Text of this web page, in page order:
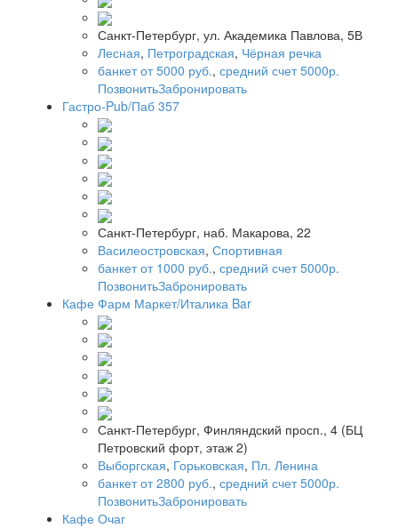
Санкт-Петербург, ул. Академика Павлова, 5В
Лесная, Петроградская, Чёрная речка
банкет от 5000 руб., средний счет 5000р.
ПозвонитьЗабронировать
Гастро-Pub/Паб 357
Санкт-Петербург, наб. Макарова, 22
Василеостровская, Спортивная
банкет от 1000 руб., средний счет 5000р.
ПозвонитьЗабронировать
Кафе Фарм Маркет/Италика Bar
Санкт-Петербург, Финляндский просп., 4 (БЦ
Петровский форт, этаж 2)
Выборгская, Горьковская, Пл. Ленина
банкет от 2800 руб., средний счет 5000р.
ПозвонитьЗабронировать
Кафе Очаг